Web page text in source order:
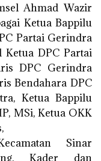
Ahmad Wazir
Ketua Bappilu
Partai Gerindra
DPC Partai
DPC Gerindra
Bendahara DPC
Ketua Bappilu
MSi, Ketua OKK
Sinar
Kader dan